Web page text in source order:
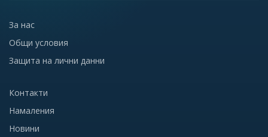
За нас
Общи условия
Защита на лични данни
Контакти
Намаления
Новини